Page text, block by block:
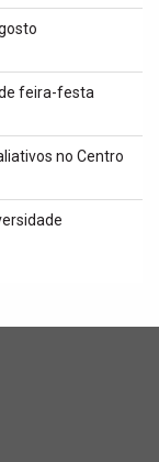
feira-festa
no Centro